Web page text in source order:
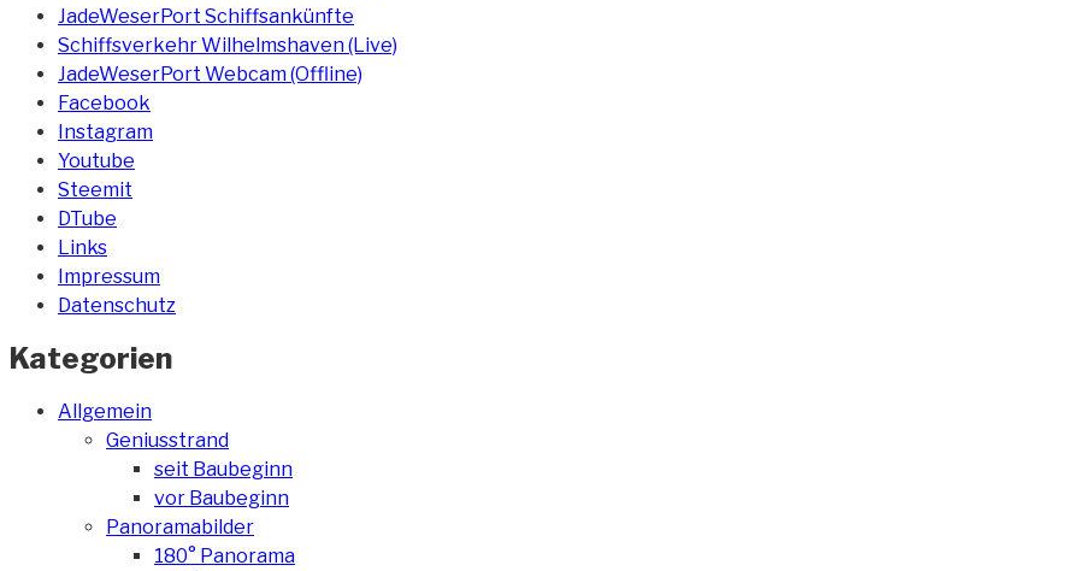
JadeWeserPort Schiffsankünfte
Schiffsverkehr Wilhelmshaven (Live)
JadeWeserPort Webcam (Offline)
Facebook
Instagram
Youtube
Steemit
DTube
Links
Impressum
Datenschutz
Kategorien
Allgemein
Geniusstrand
seit Baubeginn
vor Baubeginn
Panoramabilder
180° Panorama